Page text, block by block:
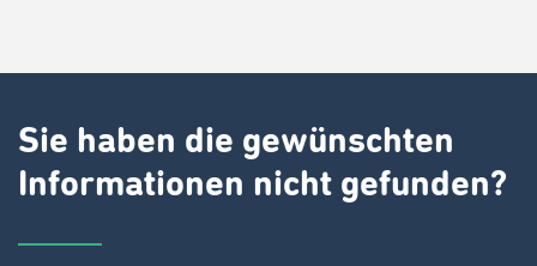
Sie haben die gewünschten
Informationen nicht gefunden?